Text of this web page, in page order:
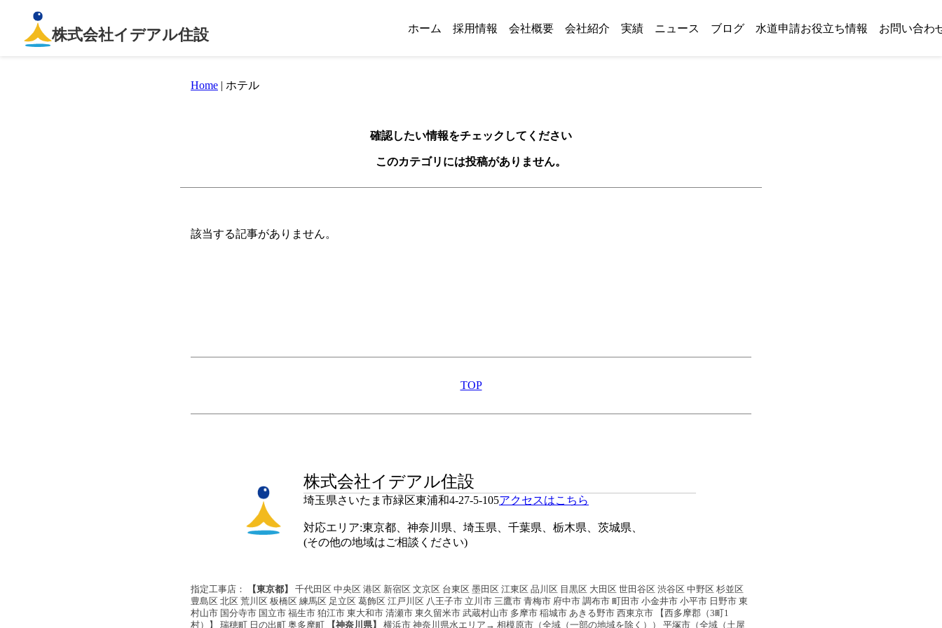
株式会社イデアル住設 ホーム 採用情報 会社概要 会社紹介 実績 ニュース ブログ 水道申請お役立ち情報 お問い合わ
Home | ホテル
確認したい情報をチェックしてください
このカテゴリには投稿がありません。
該当する記事がありません。
TOP
株式会社イデアル住設
埼玉県さいたま市緑区東浦和4-27-5-105アクセスはこちら
対応エリア:東京都、神奈川県、埼玉県、千葉県、栃木県、茨城県、
(その他の地域はご相談ください)
指定工事店： 【東京都】
千代田区 中央区 港区 新宿区 文京区 台東区 墨田区 江東区 品川区 目黒区 大田区 世田谷区 渋谷区 中野区 杉並区
豊島区 北区 荒川区 板橋区 練馬区 足立区 葛飾区 江戸川区 八王子市 立川市 三鷹市 青梅市 府中市 調布市 町田市 小金井市 小平市 日野市 東
村山市 国分寺市 国立市 福生市 狛江市 東大和市 清瀬市 東久留米市 武蔵村山市 多摩市 稲城市 あきる野市 西東京市 【西多摩郡（3町1
村）】 瑞穂町 日の出町 奥多摩町
【神奈川県】 横浜市 神奈川県水エリア→ 相模原市（全域（一部の地域を除く）） 平塚市（全域（土屋